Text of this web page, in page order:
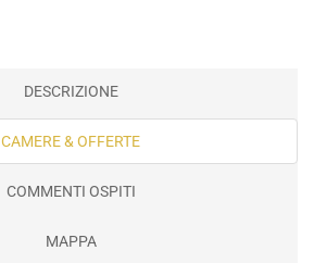
DESCRIZIONE
CAMERE & OFFERTE
COMMENTI OSPITI
MAPPA